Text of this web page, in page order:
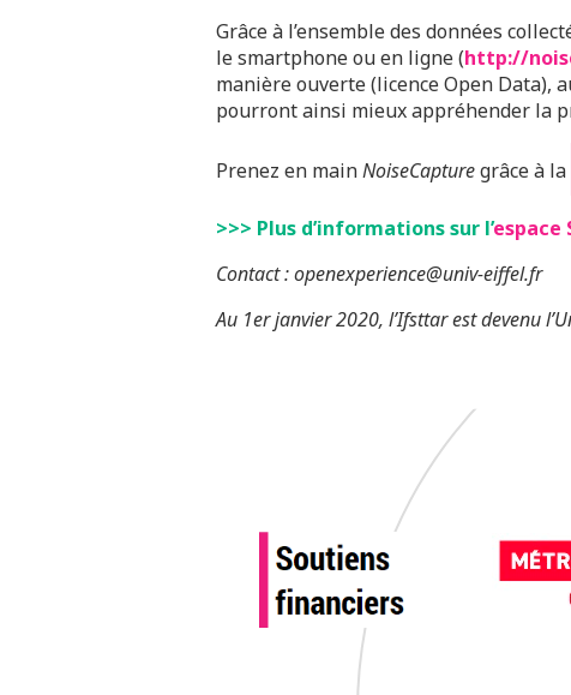
Grâce à l’ensemble des données
le smartphone ou en ligne (http://
manière ouverte (licence Open Data),
pourront ainsi mieux appréhender la
Prenez en mainNoiseCapturegrâce à la
>>> Plus d’informations sur l’espace
Contact : openexperience@univ-eiffel.fr
Au 1er janvier 2020, l’Ifsttar est devenu